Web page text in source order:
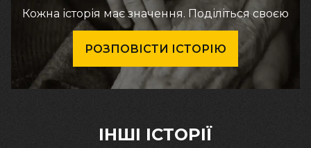
Кожна історія має значення. Поділіться своєю
РОЗПОВІСТИ ІСТОРІЮ
ІНШІ ІСТОРІЇ